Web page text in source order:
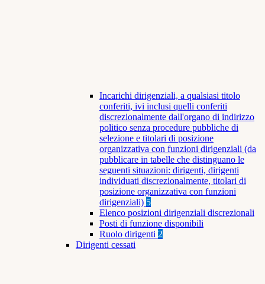
Incarichi dirigenziali, a qualsiasi titolo
conferiti, ivi inclusi quelli conferiti
discrezionalmente dall'organo di indirizzo
politico senza procedure pubbliche di
selezione e titolari di posizione
organizzativa con funzioni dirigenziali (da
pubblicare in tabelle che distinguano le
seguenti situazioni: dirigenti, dirigenti
individuati discrezionalmente, titolari di
posizione organizzativa con funzioni
dirigenziali) 5
Elenco posizioni dirigenziali discrezionali
Posti di funzione disponibili
Ruolo dirigenti 2
Dirigenti cessati